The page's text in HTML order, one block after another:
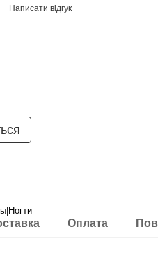
Написати відгук
Оплата